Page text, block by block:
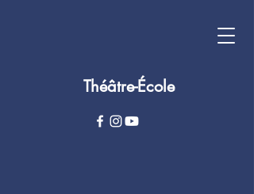
Théâtre-École